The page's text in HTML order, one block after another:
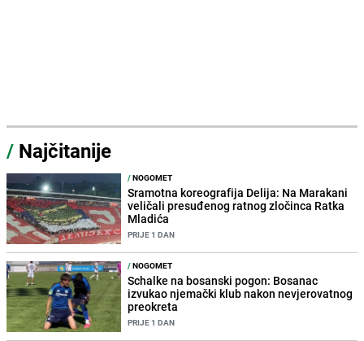
/ Najčitanije
/NOGOMET
Sramotna koreografija Delija: Na Marakani
veličali presuđenog ratnog zločinca Ratka
Mladića
PRIJE 1 DAN
/NOGOMET
Schalke na bosanski pogon: Bosanac
izvukao njemački klub nakon nevjerovatnog
preokreta
PRIJE 1 DAN